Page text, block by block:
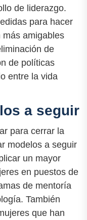
de liderazgo.
para hacer
más amigables
de
de políticas
entre la vida
a seguir
para cerrar la
modelos a seguir
un mayor
en puestos de
de mentoría
También
que han